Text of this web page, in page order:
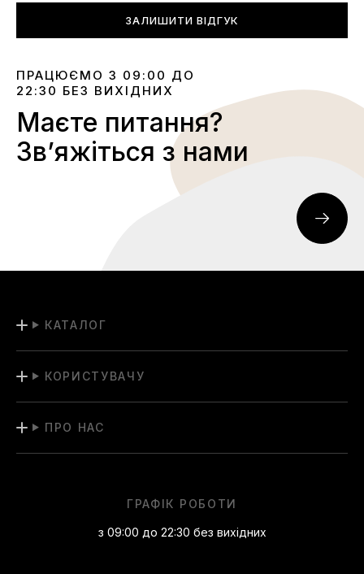
ЗАЛИШИТИ ВІДГУК
ПРАЦЮЄМО З 09:00 ДО
22:30 БЕЗ ВИХІДНИХ
Маєте питання?
Звʼяжіться з нами
КАТАЛОГ
КОРИСТУВАЧУ
ПРО НАС
ГРАФІК РОБОТИ
з 09:00 до 22:30 без вихідних